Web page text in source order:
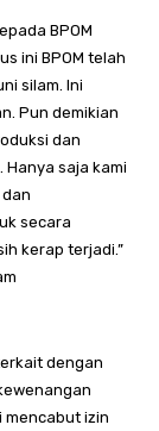
BPOM
ini BPOM telah
silam. Ini
Pun demikian
dan
saja kami
secara
kerap terjadi.”
dengan
mencabut izin